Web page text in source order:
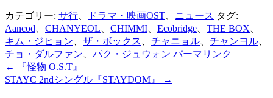
カテゴリー: サ行 ドラマ・映画OST ニュース タグ:
Aancod
CHANYEOL CHIMMI Ecobridge THE BOX
キム・ジヒョン
ザ・ボックス チャニョル チャンヨル
チョ・ダルファン
パク・ジュウォン パーマリンク
投
稿
←
『怪物 O.S.T』
STAYC 2ndシングル『STAYDOM』
→